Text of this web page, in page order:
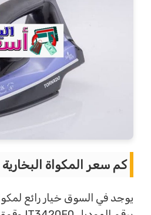
كم سعر المكواة البخارية
يوجد في السوق خيار رائع